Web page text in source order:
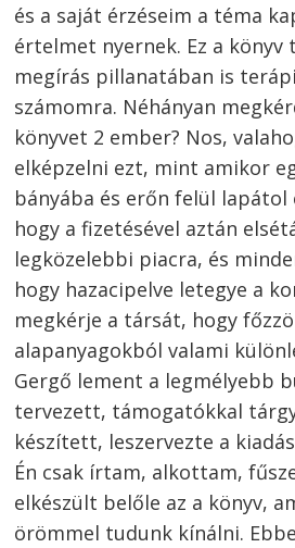
és a saját érzéseim a téma
értelmet nyernek. Ez a könyv
megírás pillanatában is
számomra. Néhányan
könyvet 2 ember? Nos,
elképzelni ezt, mint amikor
bányába és erőn felül lapátol
hogy a fizetésével aztán
legközelebbi piacra, és
hogy hazacipelve letegye a
megkérje a társát, hogy
alapanyagokból valami
Gergő lement a legmélyebb
tervezett, támogatókkal
készített, leszervezte a
Én csak írtam, alkottam,
elkészült belőle az a könyv,
örömmel tudunk kínálni.